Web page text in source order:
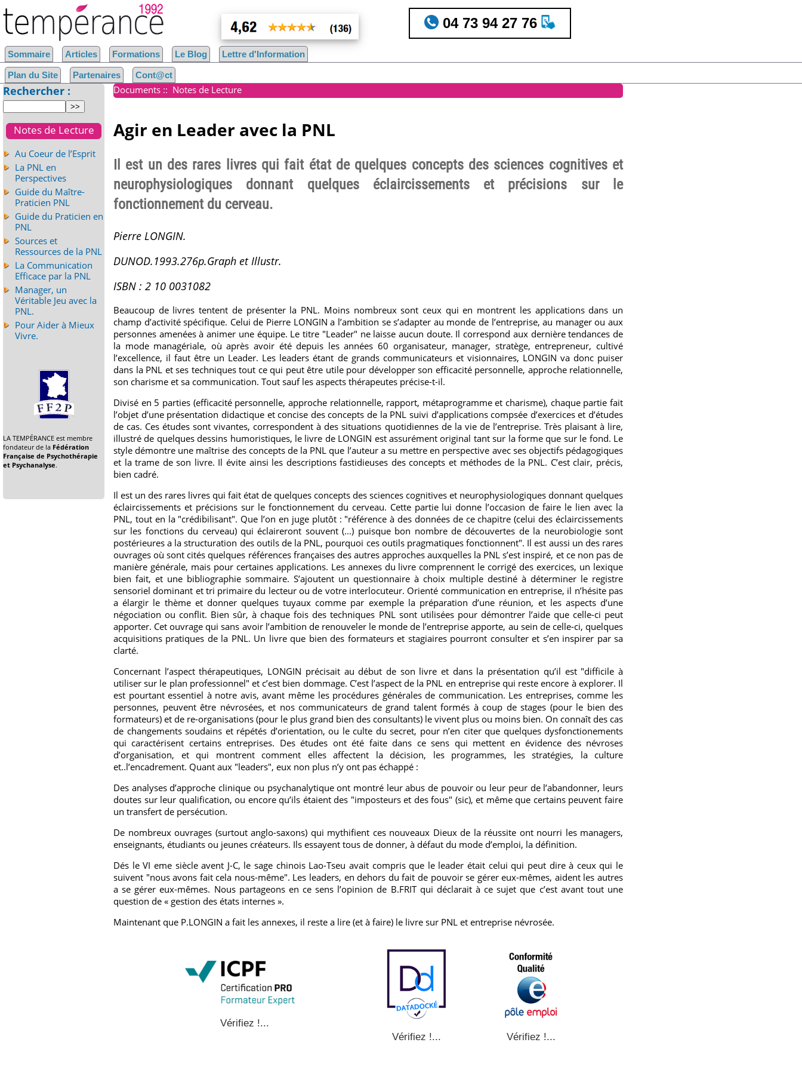
Documents :: Notes de Lecture
Agir en Leader avec la PNL
Il est un des rares livres qui fait état de quelques concepts des sciences cognitives et
neurophysiologiques donnant quelques éclaircissements et précisions sur le
fonctionnement du cerveau.
Pierre LONGIN.
DUNOD.1993.276p.Graph et Illustr.
ISBN : 2 10 0031082
Beaucoup de livres tentent de présenter la PNL. Moins nombreux sont ceux qui en montrent les applications dans un
champ d’activité spécifique. Celui de Pierre LONGIN a l’ambition se s’adapter au monde de l’entreprise, au manager ou aux
personnes amenées à animer une équipe. Le titre "Leader" ne laisse aucun doute. Il correspond aux dernière tendances de
la mode managériale, où après avoir été depuis les années 60 organisateur, manager, stratège, entrepreneur, cultivé
l’excellence, il faut être un Leader. Les leaders étant de grands communicateurs et visionnaires, LONGIN va donc puiser
dans la PNL et ses techniques tout ce qui peut être utile pour développer son efficacité personnelle, approche relationnelle,
son charisme et sa communication. Tout sauf les aspects thérapeutes précise-t-il.
Divisé en 5 parties (efficacité personnelle, approche relationnelle, rapport, métaprogramme et charisme), chaque partie fait
l’objet d’une présentation didactique et concise des concepts de la PNL suivi d’applications compsée d’exercices et d’études
de cas. Ces études sont vivantes, correspondent à des situations quotidiennes de la vie de l’entreprise. Très plaisant à lire,
illustré de quelques dessins humoristiques, le livre de LONGIN est assurément original tant sur la forme que sur le fond. Le
style démontre une maîtrise des concepts de la PNL que l’auteur a su mettre en perspective avec ses objectifs pédagogiques
et la trame de son livre. Il évite ainsi les descriptions fastidieuses des concepts et méthodes de la PNL. C’est clair, précis,
bien cadré.
Il est un des rares livres qui fait état de quelques concepts des sciences cognitives et neurophysiologiques donnant quelques
éclaircissements et précisions sur le fonctionnement du cerveau. Cette partie lui donne l’occasion de faire le lien avec la
PNL, tout en la "crédibilisant". Que l’on en juge plutôt : "référence à des données de ce chapitre (celui des éclaircissements
sur les fonctions du cerveau) qui éclaireront souvent (...) puisque bon nombre de découvertes de la neurobiologie sont
postérieures a la structuration des outils de la PNL, pourquoi ces outils pragmatiques fonctionnent". Il est aussi un des rares
ouvrages où sont cités quelques références françaises des autres approches auxquelles la PNL s’est inspiré, et ce non pas de
manière générale, mais pour certaines applications. Les annexes du livre comprennent le corrigé des exercices, un lexique
bien fait, et une bibliographie sommaire. S’ajoutent un questionnaire à choix multiple destiné à déterminer le registre
sensoriel dominant et tri primaire du lecteur ou de votre interlocuteur. Orienté communication en entreprise, il n’hésite pas
a élargir le thème et donner quelques tuyaux comme par exemple la préparation d’une réunion, et les aspects d’une
négociation ou conflit. Bien sûr, à chaque fois des techniques PNL sont utilisées pour démontrer l’aide que celle-ci peut
apporter. Cet ouvrage qui sans avoir l’ambition de renouveler le monde de l’entreprise apporte, au sein de celle-ci, quelques
acquisitions pratiques de la PNL. Un livre que bien des formateurs et stagiaires pourront consulter et s’en inspirer par sa
clarté.
Concernant l’aspect thérapeutiques, LONGIN précisait au début de son livre et dans la présentation qu’il est "difficile à
utiliser sur le plan professionnel" et c’est bien dommage. C’est l’aspect de la PNL en entreprise qui reste encore à explorer. Il
est pourtant essentiel à notre avis, avant même les procédures générales de communication. Les entreprises, comme les
personnes, peuvent être névrosées, et nos communicateurs de grand talent formés à coup de stages (pour le bien des
formateurs) et de re-organisations (pour le plus grand bien des consultants) le vivent plus ou moins bien. On connaît des cas
de changements soudains et répétés d’orientation, ou le culte du secret, pour n’en citer que quelques dysfonctionements
qui caractérisent certains entreprises. Des études ont été faite dans ce sens qui mettent en évidence des névroses
d’organisation, et qui montrent comment elles affectent la décision, les programmes, les stratégies, la culture
et..l’encadrement. Quant aux "leaders", eux non plus n’y ont pas échappé :
Des analyses d’approche clinique ou psychanalytique ont montré leur abus de pouvoir ou leur peur de l’abandonner, leurs
doutes sur leur qualification, ou encore qu’ils étaient des "imposteurs et des fous" (sic), et même que certains peuvent faire
un transfert de persécution.
De nombreux ouvrages (surtout anglo-saxons) qui mythifient ces nouveaux Dieux de la réussite ont nourri les managers,
enseignants, étudiants ou jeunes créateurs. Ils essayent tous de donner, à défaut du mode d’emploi, la définition.
Dés le VI eme siècle avent J-C, le sage chinois Lao-Tseu avait compris que le leader était celui qui peut dire à ceux qui le
suivent "nous avons fait cela nous-même". Les leaders, en dehors du fait de pouvoir se gérer eux-mêmes, aident les autres
a se gérer eux-mêmes. Nous partageons en ce sens l’opinion de B.FRIT qui déclarait à ce sujet que c’est avant tout une
question de « gestion des états internes ».
Maintenant que P.LONGIN a fait les annexes, il reste a lire (et à faire) le livre sur PNL et entreprise névrosée.
Vérifiez !...
Vérifiez !...
Vérifiez !...
04 73 94 27 76
Sommaire Articles Formations Le Blog Lettre d'Information
Plan du Site Partenaires Cont@ct
Rechercher :
Notes de Lecture
Au Coeur de l’Esprit
La PNL en
Perspectives
Guide du Maître-
Praticien PNL
Guide du Praticien en
PNL
Sources et
Ressources de la PNL
La Communication
Efficace par la PNL
Manager, un
Véritable Jeu avec la
PNL.
Pour Aider à Mieux
Vivre.
LA TEMPÉRANCE est membre
fondateur de la Fédération
Française de Psychothérapie
et Psychanalyse.